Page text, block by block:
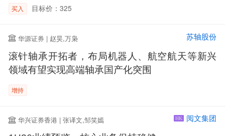
买入 目标价：325
华源证券 | 赵昊,万枭 苏轴股份
滚针轴承开拓者，布局机器人、航空航天等新兴
领域有望实现高端轴承国产化突围
增持
华兴证券香港 | 张译文,邹笑嫣 HK 阅文集团